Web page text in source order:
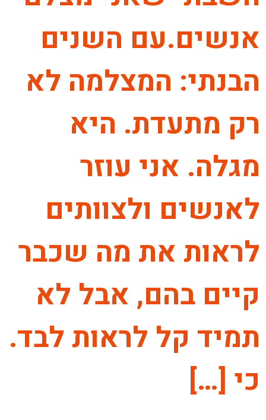
אנשים.עם השנים
הבנתי: המצלמה לא
רק מתעדת. היא
מגלה. אני עוזר
לאנשים ולצוותים
לראות את מה שכבר
קיים בהם, אבל לא
תמיד קל לראות לבד.
כי […]